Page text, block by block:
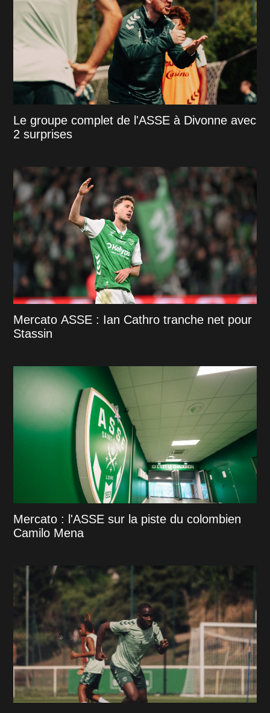
Le groupe complet de l'ASSE à Divonne avec
2 surprises
Mercato ASSE : Ian Cathro tranche net pour
Stassin
Mercato : l'ASSE sur la piste du colombien
Camilo Mena